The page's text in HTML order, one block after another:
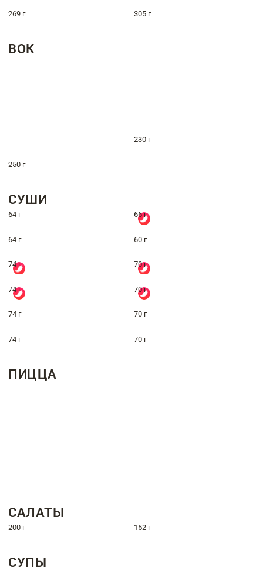
269 г 305 г
ВОК
230 г
250 г
СУШИ
64 г 66 г
64 г 60 г
74 г 70 г
74 г 70 г
74 г 70 г
74 г 70 г
ПИЦЦА
САЛАТЫ
200 г 152 г
СУПЫ